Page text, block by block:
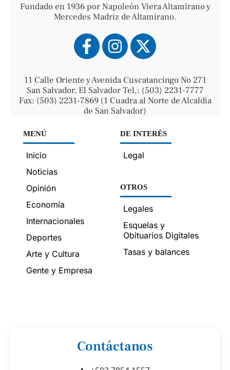
Fundado en 1936 por Napoleón Viera Altamirano y
Mercedes Madriz de Altamirano.
11 Calle Oriente y Avenida Cuscatancingo No 271
San Salvador, El Salvador Tel.: (503) 2231-7777
Fax: (503) 2231-7869 (1 Cuadra al Norte de Alcaldía
de San Salvador)
MENÚ
Inicio
Noticias
Opinión
Economía
Internacionales
Deportes
Arte y Cultura
Gente y Empresa
DE INTERÉS
Legal
OTROS
Legales
Esquelas y
Obituarios Digitales
Tasas y balances
Contáctanos